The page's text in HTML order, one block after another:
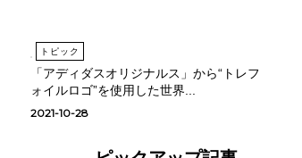
トピック
「アディダスオリジナルス」から“トレフ
ォイルロゴ”を使⽤した世界...
2021-10-28